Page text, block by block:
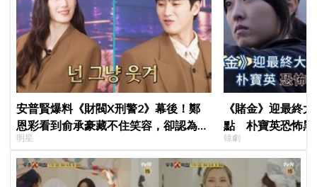
安普賢爆料《財閥X刑警2》幕後！鄭
恩彩看到俞承豪藏不住笑容，卻認為安
普賢只是「搞笑男」
明星
《賭金》迎最終
點 朴寶英恐怖黑
韓劇